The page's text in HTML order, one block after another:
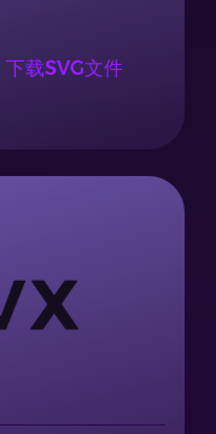
下载SVG文件